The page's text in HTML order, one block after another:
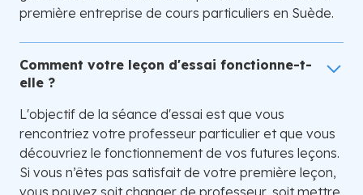
première entreprise de cours particuliers en Suède.
Comment votre leçon d'essai fonctionne-t-
elle ?
L'objectif de la séance d'essai est que vous
rencontriez votre professeur particulier et que vous
découvriez le fonctionnement de vos futures leçons.
Si vous n’êtes pas satisfait de votre première leçon,